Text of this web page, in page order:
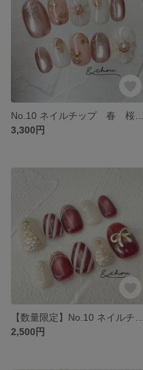
3,300円
2,500円